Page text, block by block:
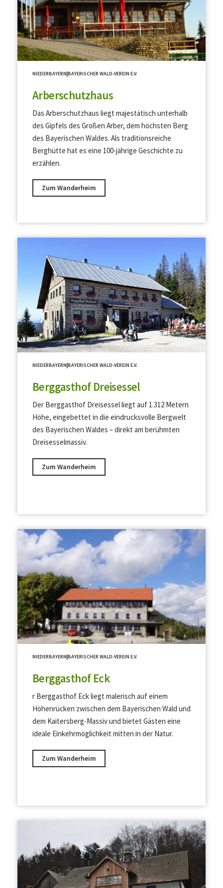
NIEDERBAYERN BAYERISCHER WALD-VEREIN E.V.
Arberschutzhaus
Das Arberschutzhaus liegt majestätisch unterhalb
des Gipfels des Großen Arber, dem höchsten Berg
des Bayerischen Waldes. Als traditionsreiche
Berghütte hat es eine 100-jährige Geschichte zu
erzählen.
Zum Wanderheim
NIEDERBAYERN BAYERISCHER WALD-VEREIN E.V.
Berggasthof Dreisessel
Der Berggasthof Dreisessel liegt auf 1.312 Metern
Höhe, eingebettet in die eindrucksvolle Bergwelt
des Bayerischen Waldes – direkt am berühmten
Dreisesselmassiv.
Zum Wanderheim
NIEDERBAYERN BAYERISCHER WALD-VEREIN E.V.
Berggasthof Eck
r Berggasthof Eck liegt malerisch auf einem
Höhenrücken zwischen dem Bayerischen Wald und
dem Kaitersberg-Massiv und bietet Gästen eine
ideale Einkehrmöglichkeit mitten in der Natur.
Zum Wanderheim